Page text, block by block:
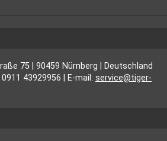
75 | 90459 Nürnberg | Deutschland
43929956 | E-mail: service@tiger-